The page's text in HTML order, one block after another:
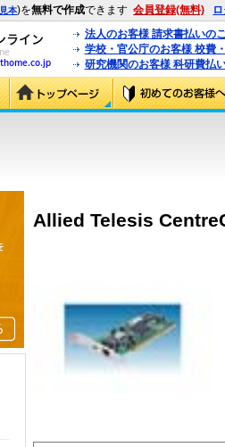
見本)を無料で作成できます 会員登録(無料)
法人のお客様 請求書払いの
学校・官公庁のお客様 校費
研究機関のお客様 科研費払
Allied Telesis